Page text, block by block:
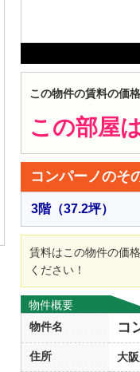
この物件の賃料の価
この部屋
コンパーノのそ
3階（37.2坪）
賃料はこの物件の価
ください！
物件概要
物件名
コ
住所 大